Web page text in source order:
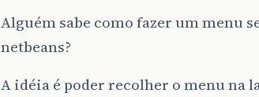
Alguém sabe como fazer um menu
netbeans?
A idéia é poder recolher o menu na